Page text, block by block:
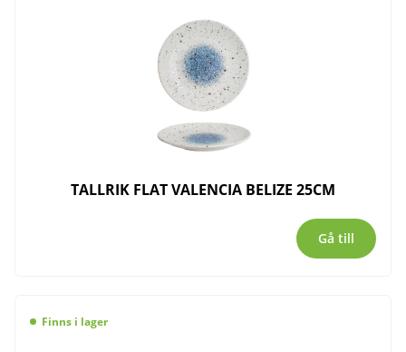
TALLRIK FLAT VALENCIA BELIZE 25CM
Gå till
Finns i lager